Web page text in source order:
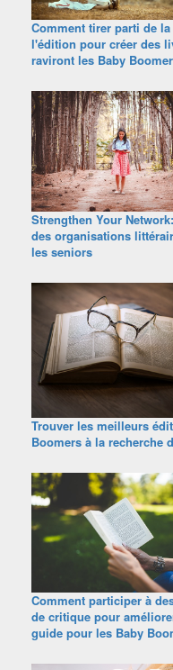
Comment tirer parti de
l'édition pour créer des
raviront les Baby
Strengthen Your
des organisations
les seniors
Trouver les meilleurs
Boomers à la recherche
Comment participer à
de critique pour
guide pour les Baby